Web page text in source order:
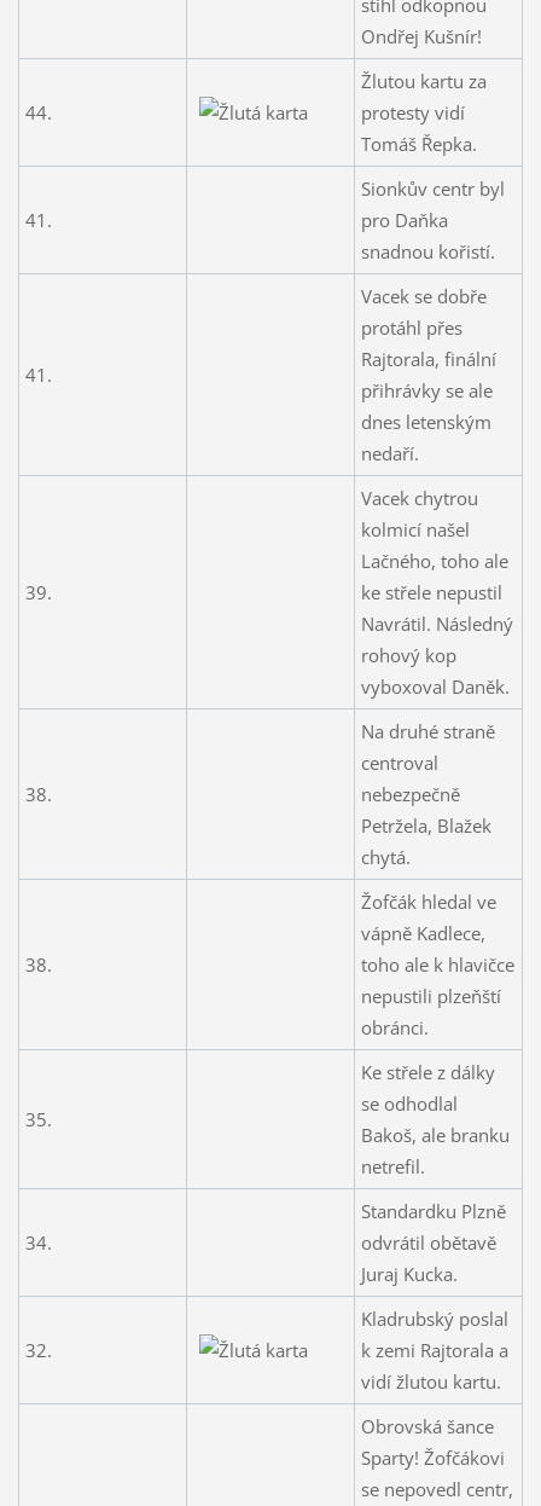
Ondřej Kušnír!
44.
Žlutou kartu za
protesty vidí
Tomáš Řepka.
41.
Sionkův centr byl
pro Daňka
snadnou kořistí.
41.
Vacek se dobře
protáhl přes
Rajtorala, finální
přihrávky se ale
dnes letenským
nedaří.
39.
Vacek chytrou
kolmicí našel
Lačného, toho ale
ke střele nepustil
Navrátil. Následný
rohový kop
vyboxoval Daněk.
38.
Na druhé straně
centroval
nebezpečně
Petržela, Blažek
chytá.
38.
Žofčák hledal ve
vápně Kadlece,
toho ale k hlavičce
nepustili plzeňští
obránci.
35.
Ke střele z dálky
se odhodlal
Bakoš, ale branku
netrefil.
34.
Standardku Plzně
odvrátil obětavě
Juraj Kucka.
32.
Kladrubský poslal
k zemi Rajtorala a
vidí žlutou kartu.
Obrovská šance
Sparty! Žofčákovi
se nepovedl centr,